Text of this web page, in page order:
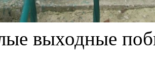
выходные